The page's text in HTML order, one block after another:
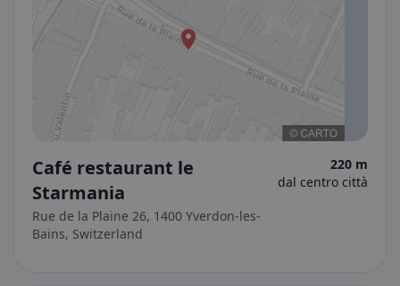
Café restaurant le
Starmania
Rue de la Plaine 26, 1400 Yverdon-les-
Bains, Switzerland
220 m
dal centro città